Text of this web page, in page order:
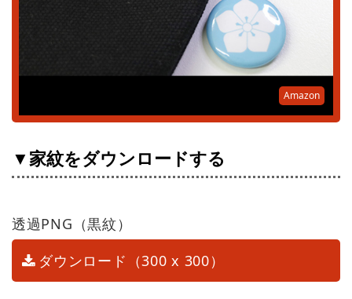
Amazon
▼家紋をダウンロードする
透過PNG（黒紋）
ダウンロード（300 x 300）